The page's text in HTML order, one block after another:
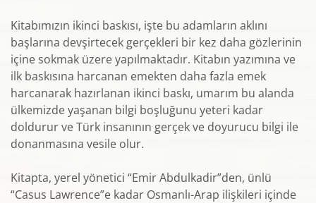
Kitabımızın ikinci baskısı, işte bu adamların aklını
başlarına devşirtecek gerçekleri bir kez daha gözlerinin
içine sokmak üzere yapılmaktadır. Kitabın yazımına ve
ilk baskısına harcanan emekten daha fazla emek
harcanarak hazırlanan ikinci baskı, umarım bu alanda
ülkemizde yaşanan bilgi boşluğunu yeteri kadar
doldurur ve Türk insanının gerçek ve doyurucu bilgi ile
donanmasına vesile olur.
Kitapta, yerel yönetici “Emir Abdulkadir”den, ünlü
“Casus Lawrence”e kadar Osmanlı-Arap ilişkileri içinde